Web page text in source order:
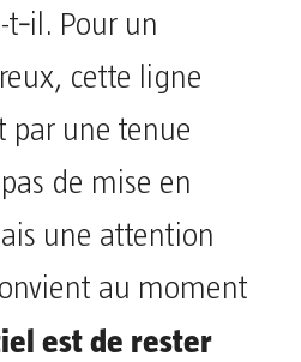
Pour un
cette ligne
par une tenue
de mise en
une attention
au moment
est de rester